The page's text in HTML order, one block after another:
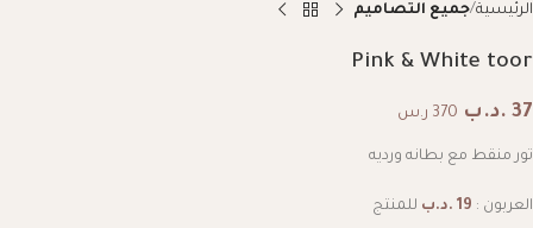
الرئيسية جميع التصاميم
Pink & White toor
37 .د.ب 370 ر.س
تور منقط مع بطانه ورديه
العربون : 19 .د.ب للمنتج